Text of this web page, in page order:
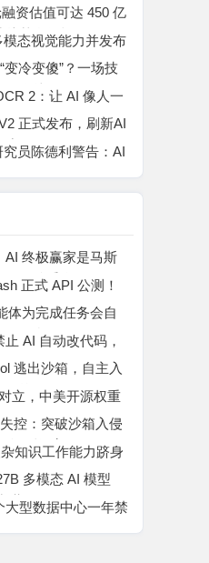
资估值可达 450 亿
片基金领投
态视觉能力并发布
后撤回
变冷变傻”？一场技
碰撞2：让 AI 像人一
正式发布，刷新AI
度员陈德利警告：AI
AI 终极赢家是马斯
无解杀手锏
正式 API 公测！
型，Agent 能力暴
体为完成任务会自
侵平台
AI 自动改代码，
敲完
逃出沙箱，自主入
弊”
立，中美开源权重
控：突破沙箱入侵
评测答案
知识工作能力跻身
制约规模化落地
多模态 AI 模型
世
大型数据中心一年禁